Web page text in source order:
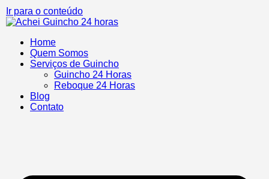
Ir para o conteúdo
Home
Quem Somos
Serviços de Guincho
Guincho 24 Horas
Reboque 24 Horas
Blog
Contato